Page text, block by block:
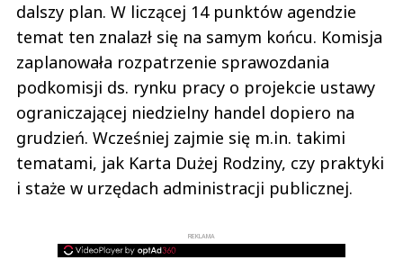
dalszy plan. W liczącej 14 punktów agendzie
temat ten znalazł się na samym końcu. Komisja
zaplanowała rozpatrzenie sprawozdania
podkomisji ds. rynku pracy o projekcie ustawy
ograniczającej niedzielny handel dopiero na
grudzień. Wcześniej zajmie się m.in. takimi
tematami, jak Karta Dużej Rodziny, czy praktyki
i staże w urzędach administracji publicznej.
REKLAMA